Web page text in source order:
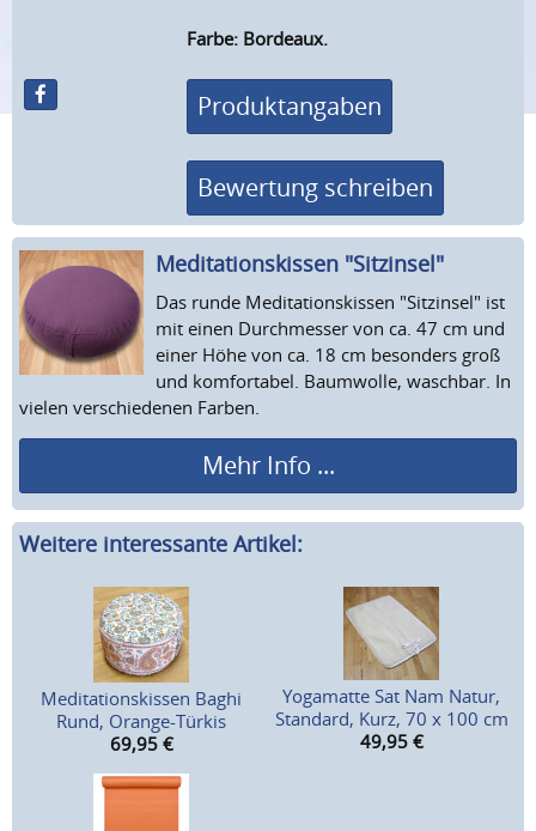
Farbe: Bordeaux.
Produktangaben
Bewertung schreiben
Meditations­kissen "Sitzinsel"
Das runde Meditationskissen "Sitzinsel" ist
mit einen Durchmesser von ca. 47 cm und
einer Höhe von ca. 18 cm besonders groß
und komfortabel. Baumwolle, waschbar. In
vielen verschiedenen Farben.
Mehr Info ...
Weitere interessante Artikel:
Meditationskissen Baghi
Rund, Orange-Türkis
69,95 €
Yogamatte Sat Nam Natur,
Standard, Kurz, 70 x 100 cm
49,95 €